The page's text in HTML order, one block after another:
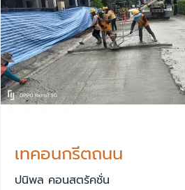
เทคอนกรีตถนน
ปนิพล คอนสตรัคชั่น